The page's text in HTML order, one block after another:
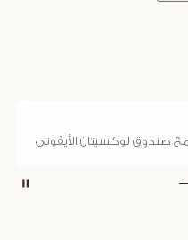
صندوق لوكسيتان الأيقوني